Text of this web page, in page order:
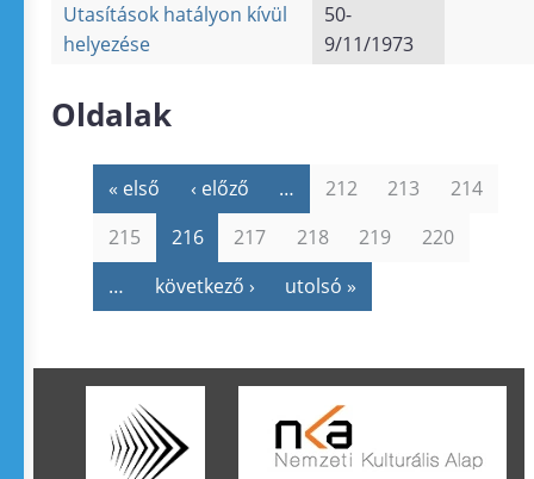
Utasítások hatályon kívül
helyezése
50-
9/11/1973
Oldalak
« első ‹ előző … 212 213
214
215
216 217 218 219
220
…
következő › utolsó »